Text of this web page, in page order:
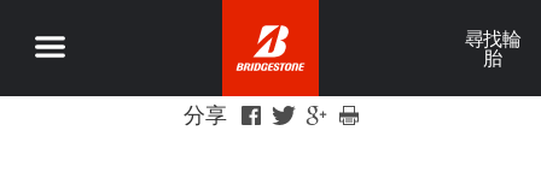
尋找輪
胎
分享